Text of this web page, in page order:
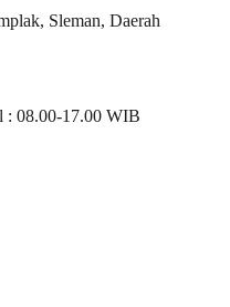
Sleman, Daerah
: 08.00-17.00 WIB